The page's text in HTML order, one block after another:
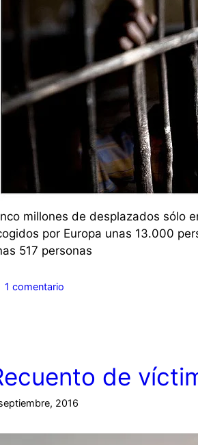
millones de desplazados sólo
por Europa unas 13.000
517 personas
1 comentario
de
2016